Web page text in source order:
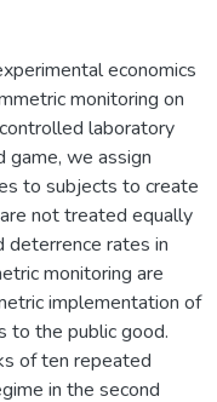
economics
monitoring on
laboratory
game, we assign
to subjects to create
not treated equally
deterrence rates in
monitoring are
implementation of
to the public good.
of ten repeated
in the second